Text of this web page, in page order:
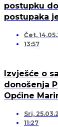
postupku
postupaka
Čet,
13:57
Izvješće o
donošenja
Općine
Sri,
11:27